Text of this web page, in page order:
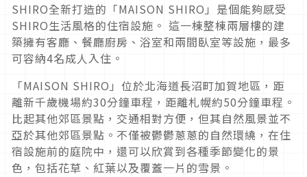
SHIRO全新打造的「MAISON SHIRO」是個能夠感受
SHIRO生活風格的住宿設施。 這一棟整棟兩層樓的建
築擁有客廳、餐廳廚房、浴室和兩間臥室等設施，最多
可容納4名成人入住。
「MAISON SHIRO」位於北海道長沼町加賀地區，距
離新千歲機場約30分鐘車程，距離札幌約50分鐘車程。
比起其他郊區景點，交通相對方便，但其自然風景並不
亞於其他郊區景點。不僅被鬱鬱蔥蔥的自然環繞，在住
宿設施前的庭院中，還可以欣賞到各種季節變化的景
色，包括花草、紅葉以及覆蓋一片的雪景。